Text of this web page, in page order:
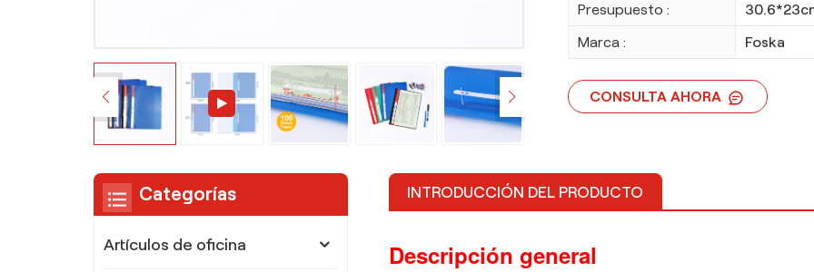
Presupuesto :
Marca : Foska
CONSULTA AHORA
INTRODUCCIÓN DEL PRODUCTO
Descripción general
Categorías
Artículos de oficina